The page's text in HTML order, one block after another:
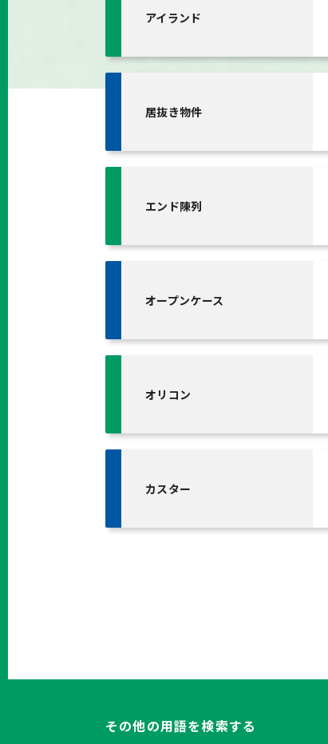
アイランド
居抜き物件
エンド陳列
オープンケース
オリコン
カスター
その他の用語を検索する